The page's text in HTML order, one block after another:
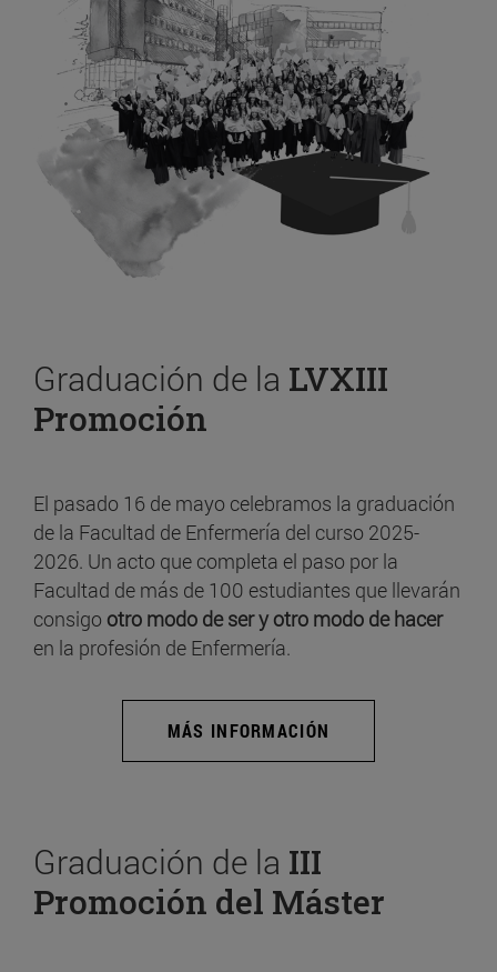
Graduación de la LVXIII
Promoción
El pasado 16 de mayo celebramos la graduación
de la Facultad de Enfermería del curso 2025-
2026. Un acto que completa el paso por la
Facultad de más de 100 estudiantes que llevarán
consigo otro modo de ser y otro modo de hacer
en la profesión de Enfermería.
MÁS INFORMACIÓN
Graduación de la III
Promoción del Máster